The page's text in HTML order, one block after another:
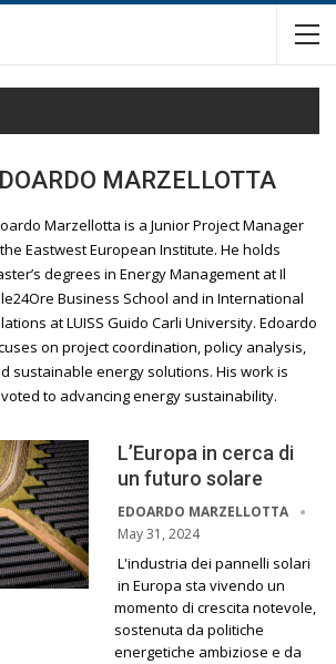
MARZELLOTTA
Marzellotta is a Junior Project Manager
Eastwest European Institute. He holds
degrees in Energy Management at Il
Business School and in International
at LUISS Guido Carli University. Edoardo
on project coordination, policy analysis,
sustainable energy solutions. His work is
to advancing energy sustainability.
L’Europa in cerca di
un futuro solare
EDOARDO MARZELLOTTA
May 31, 2024
L'industria dei pannelli solari
in Europa sta vivendo un
momento di crescita notevole,
sostenuta da politiche
energetiche ambiziose e da